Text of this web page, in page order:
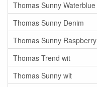
Thomas Sunny Waterblue
Thomas Sunny Denim
Thomas Sunny Raspberry
Thomas Trend wit
Thomas Sunny wit